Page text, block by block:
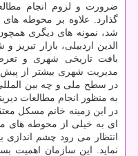
ضرورت و لزوم انجام
گذارد. علاوه بر محوطه
شد، نمونه های دیگری
الدین اردبیلی، بازار
بافت تاریخی شهری و
مدیریت شهری بیشتر از
در سطح ملی و چه بین
به منظور انجام مطالعات
در این زمینه خانم مسكل
ای به خیلی از محوطه های
انتظار می رود چشم اندازی
نماید. این سازمان اهمیت